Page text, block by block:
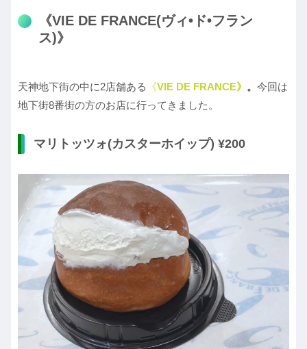
《VIE DE FRANCE(ヴィ•ド•フラン
ス)》
天神地下街の中に2店舗ある 《VIE DE FRANCE》 。 今回は
地下街8番街の方のお店に行ってきました。
マリトッツォ(カスターホイップ) ¥200